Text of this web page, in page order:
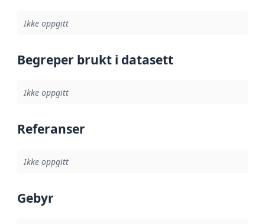
Ikke oppgitt
Begreper brukt i datasett
Ikke oppgitt
Referanser
Ikke oppgitt
Gebyr